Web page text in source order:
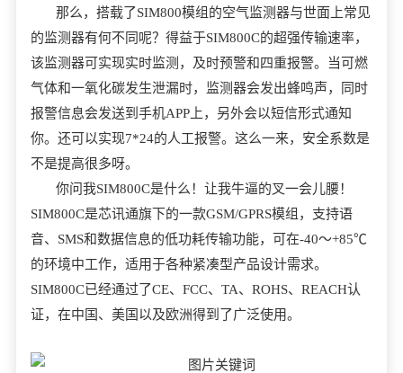
那么，搭载了SIM800模组的空气监测器与世面上常见
的监测器有何不同呢？得益于SIM800C的超强传输速率，
该监测器可实现实时监测，及时预警和四重报警。当可燃
气体和一氧化碳发生泄漏时，监测器会发出蜂鸣声，同时
报警信息会发送到手机APP上，另外会以短信形式通知
你。还可以实现7*24的人工报警。这么一来，安全系数是
不是提高很多呀。
你问我SIM800C是什么！让我牛逼的叉一会儿腰！
SIM800C是芯讯通旗下的一款GSM/GPRS模组，支持语
音、SMS和数据信息的低功耗传输功能，可在-40～+85℃
的环境中工作，适用于各种紧凑型产品设计需求。
SIM800C已经通过了CE、FCC、TA、ROHS、REACH认
证，在中国、美国以及欧洲得到了广泛使用。